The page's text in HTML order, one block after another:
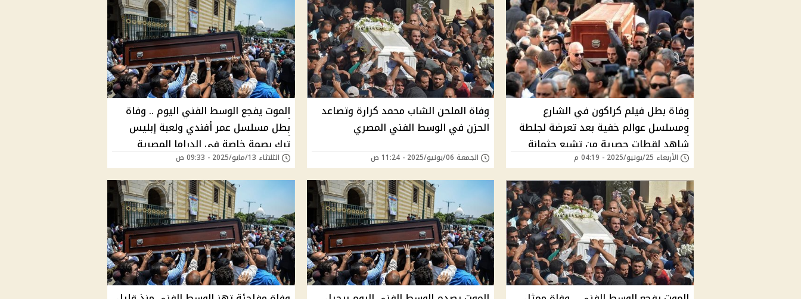
وفاة بطل فيلم كراكون في الشارع
ومسلسل عوالم خفية بعد تعرضة لجلطة
شاهد لقطات حصرية من تشيع جثمانة
لمثواه الأخير لن تتخيل ما هي وصيته
الأخيرة؟
الأربعاء 25/يونيو/2025 - 04:19 م
وفاة الملحن الشاب محمد كرارة وتصاعد
الحزن في الوسط الفني المصري
الجمعة 06/يونيو/2025 - 11:24 ص
الموت يفجع الوسط الفني اليوم .. وفاة
بطل مسلسل عمر أفندي ولعبة إبليس
ترك بصمة خاصة في الدراما المصرية
وأعماله لا تُنسى وهذا ما أعلنه نجله
الثلاثاء 13/مايو/2025 - 09:33 ص